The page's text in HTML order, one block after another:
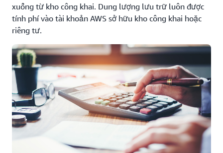
xuống từ kho công khai. Dung lượng lưu trữ luôn được
tính phí vào tài khoản AWS sở hữu kho công khai hoặc
riêng tư.